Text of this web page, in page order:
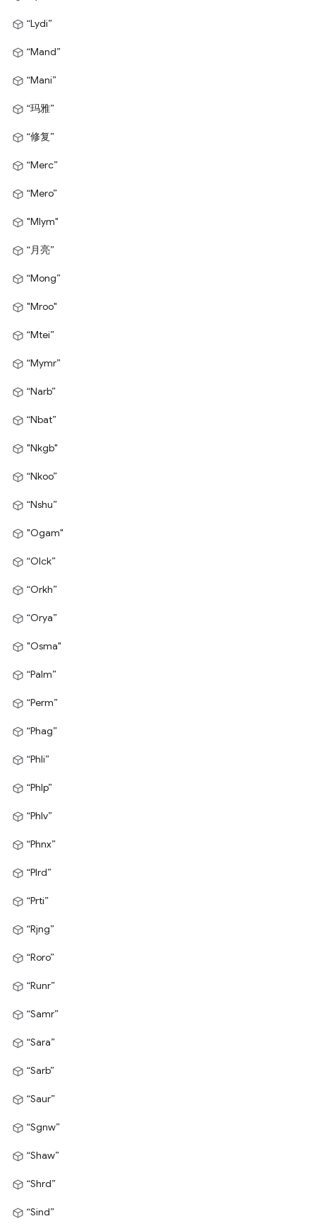
“Lydi”
“Mand”
“Mani”
“玛雅”
“修复”
“Merc”
“Mero”
"Mlym"
“月亮”
“Mong”
"Mroo"
“Mtei”
“Mymr”
“Narb”
“Nbat”
"Nkgb"
“Nkoo”
“Nshu”
"Ogam"
“Olck”
“Orkh”
“Orya”
"Osma"
“Palm”
“Perm”
“Phag”
“Phli”
“Phlp”
“Phlv”
“Phnx”
“Plrd”
“Prti”
“Rjng”
“Roro”
“Runr”
“Samr”
“Sara”
“Sarb”
“Saur”
“Sgnw”
“Shaw”
“Shrd”
“Sind”